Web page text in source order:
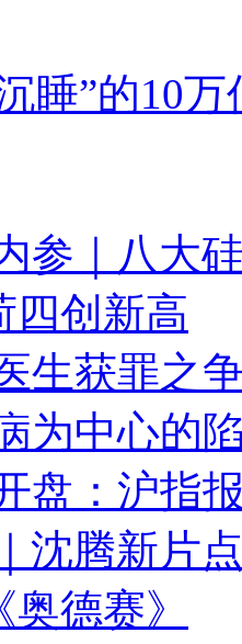
睡”的10
参｜八大
四创新高
生获罪之
为中心的
盘：沪指
沈腾新片
德赛》